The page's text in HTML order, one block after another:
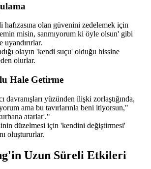
hafızasına olan güvenini zedelemek için
misin, sanmıyorum ki öyle olsun' gibi
uyandırırlar.
olayın 'kendi suçu' olduğu hissine
olurlar.
Hale Getirme
davranışları yüzünden ilişki zorlaştığında,
ama bu tavırlarınla beni itiyorsun,"
atarlar'."
düzelmesi için 'kendini değiştirmesi'
oluştururlar.
Uzun Süreli Etkileri